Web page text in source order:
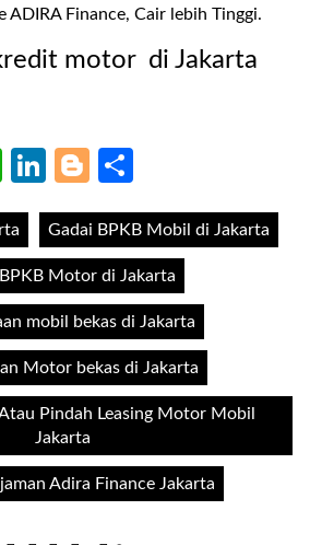
ADIRA Finance, Cair lebih Tinggi.
motor di Jakarta
WhatsApp
LinkedIn
Blogger
Gadai BPKB Mobil di Jakarta
Motor di Jakarta
mobil bekas di Jakarta
Motor bekas di Jakarta
Pindah Leasing Motor Mobil
Jakarta
Adira Finance Jakarta